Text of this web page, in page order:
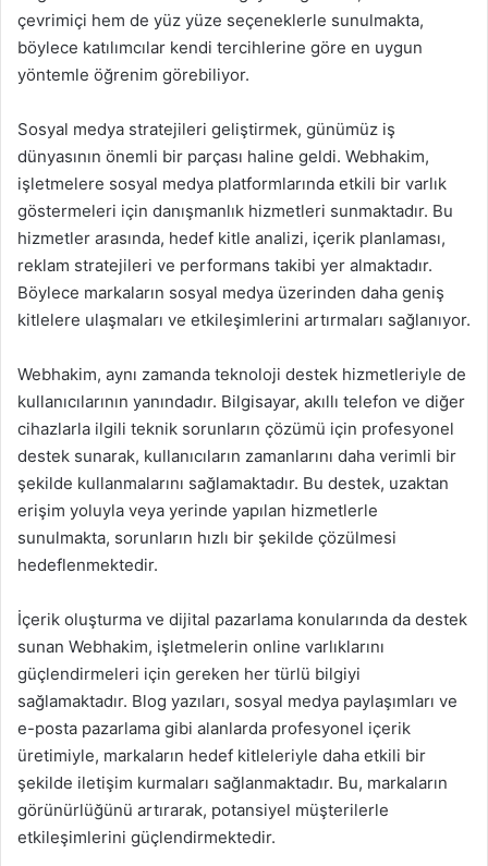
çevrimiçi hem de yüz yüze seçeneklerle sunulmakta,
böylece katılımcılar kendi tercihlerine göre en uygun
yöntemle öğrenim görebiliyor.
Sosyal medya stratejileri geliştirmek, günümüz iş
dünyasının önemli bir parçası haline geldi. Webhakim,
işletmelere sosyal medya platformlarında etkili bir varlık
göstermeleri için danışmanlık hizmetleri sunmaktadır. Bu
hizmetler arasında, hedef kitle analizi, içerik planlaması,
reklam stratejileri ve performans takibi yer almaktadır.
Böylece markaların sosyal medya üzerinden daha geniş
kitlelere ulaşmaları ve etkileşimlerini artırmaları sağlanıyor.
Webhakim, aynı zamanda teknoloji destek hizmetleriyle de
kullanıcılarının yanındadır. Bilgisayar, akıllı telefon ve diğer
cihazlarla ilgili teknik sorunların çözümü için profesyonel
destek sunarak, kullanıcıların zamanlarını daha verimli bir
şekilde kullanmalarını sağlamaktadır. Bu destek, uzaktan
erişim yoluyla veya yerinde yapılan hizmetlerle
sunulmakta, sorunların hızlı bir şekilde çözülmesi
hedeflenmektedir.
İçerik oluşturma ve dijital pazarlama konularında da destek
sunan Webhakim, işletmelerin online varlıklarını
güçlendirmeleri için gereken her türlü bilgiyi
sağlamaktadır. Blog yazıları, sosyal medya paylaşımları ve
e-posta pazarlama gibi alanlarda profesyonel içerik
üretimiyle, markaların hedef kitleleriyle daha etkili bir
şekilde iletişim kurmaları sağlanmaktadır. Bu, markaların
görünürlüğünü artırarak, potansiyel müşterilerle
etkileşimlerini güçlendirmektedir.